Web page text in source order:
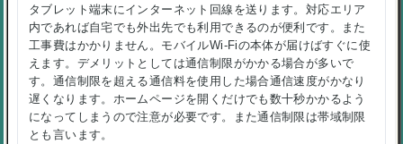
タブレット端末にインターネット回線を送ります。対応エリア
内であれば自宅でも外出先でも利用できるのが便利です。また
工事費はかかりません。モバイルWi-Fiの本体が届けばすぐに使
えます。デメリットとしては通信制限がかかる場合が多いで
す。通信制限を超える通信料を使用した場合通信速度がかなり
遅くなります。ホームページを開くだけでも数十秒かかるよう
になってしまうので注意が必要です。また通信制限は帯域制限
とも言います。